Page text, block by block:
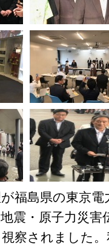
福島県の東京電
震・原子力災害
察されました